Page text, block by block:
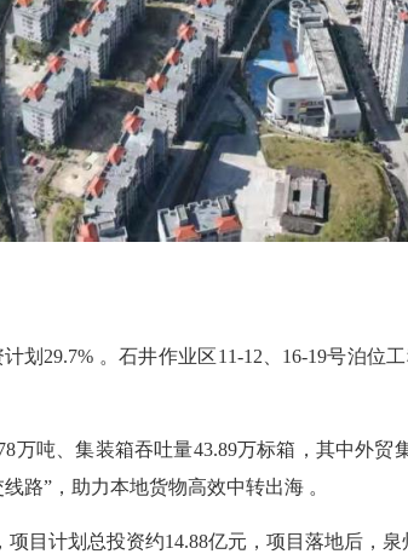
29.7% 。石井作业区11-12、16-19号泊位
吨、集装箱吞吐量43.89万标箱，其中外贸
路”，助力本地货物高效中转出海 。
计划总投资约14.88亿元，项目落地后，泉